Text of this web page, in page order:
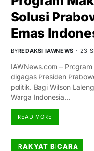
Solusi
Emas
BYREDAKSI IAWNEWS 23
IAWNews.com –
digagas Presiden
politik. Bagi Wilson
Warga Indonesia…
READ MORE
RAKYAT BICARA